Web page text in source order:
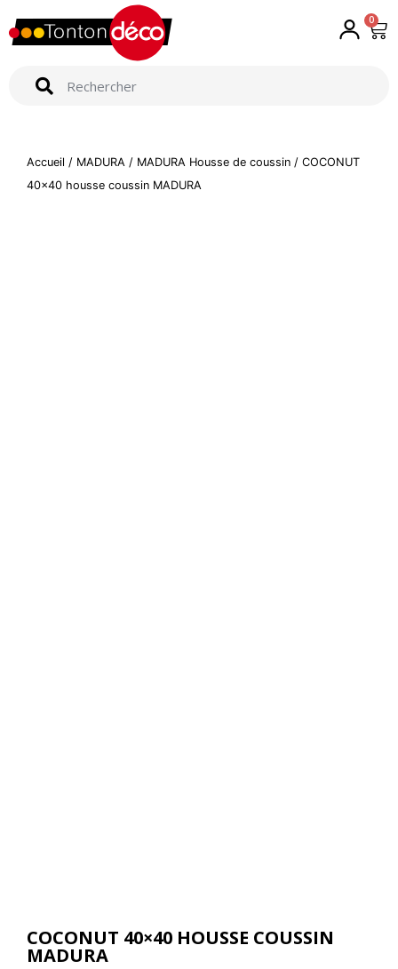
0
Accueil / MADURA / MADURA Housse de coussin / COCONUT
40×40 housse coussin MADURA
COCONUT 40×40 HOUSSE COUSSIN
MADURA